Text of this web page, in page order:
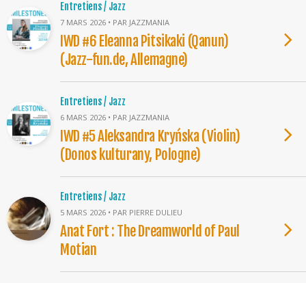
Entretiens / Jazz
7 MARS 2026 • PAR JAZZMANIA
IWD #6 Eleanna Pitsikaki (Qanun)
(Jazz-fun.de, Allemagne)
Entretiens / Jazz
6 MARS 2026 • PAR JAZZMANIA
IWD #5 Aleksandra Kryńska (Violin)
(Donos kulturany, Pologne)
Entretiens / Jazz
5 MARS 2026 • PAR PIERRE DULIEU
Anat Fort : The Dreamworld of Paul
Motian